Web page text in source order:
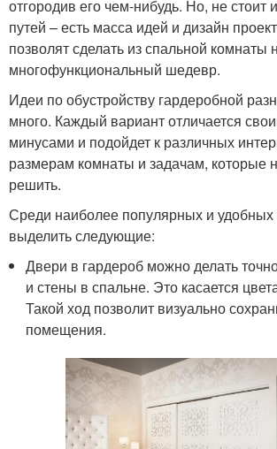
отгородив его чем-нибудь. Но, не стоит
путей – есть масса идей и дизайн
позволят сделать из спальной комнаты
многофункциональный шедевр.
Идеи по обустройству гардеробной
много. Каждый вариант отличается
минусами и подойдет к различных
размерам комнаты и задачам, которые
решить.
Среди наиболее популярных и
выделить следующие:
Двери в гардероб можно делать
и стены в спальне. Это касается
Такой ход позволит визуально
помещения.